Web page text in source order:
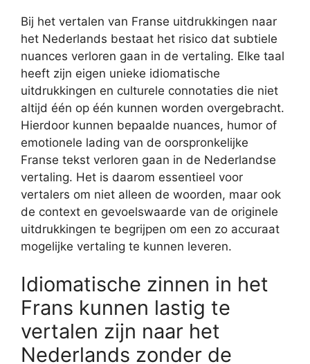
Bij het vertalen van Franse uitdrukkingen naar
het Nederlands bestaat het risico dat subtiele
nuances verloren gaan in de vertaling. Elke taal
heeft zijn eigen unieke idiomatische
uitdrukkingen en culturele connotaties die niet
altijd één op één kunnen worden overgebracht.
Hierdoor kunnen bepaalde nuances, humor of
emotionele lading van de oorspronkelijke
Franse tekst verloren gaan in de Nederlandse
vertaling. Het is daarom essentieel voor
vertalers om niet alleen de woorden, maar ook
de context en gevoelswaarde van de originele
uitdrukkingen te begrijpen om een zo accuraat
mogelijke vertaling te kunnen leveren.
Idiomatische zinnen in het
Frans kunnen lastig te
vertalen zijn naar het
Nederlands zonder de